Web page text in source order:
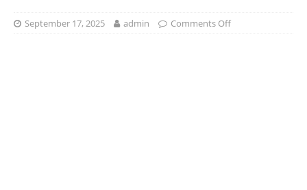
September 17, 2025 admin Comments Off